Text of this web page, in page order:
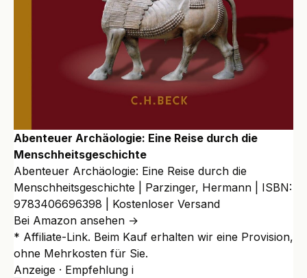
Abenteuer Archäologie: Eine Reise durch die
Menschheitsgeschichte
Abenteuer Archäologie: Eine Reise durch die
Menschheitsgeschichte | Parzinger, Hermann | ISBN:
9783406696398 | Kostenloser Versand
Bei Amazon ansehen →
* Affiliate-Link. Beim Kauf erhalten wir eine Provision,
ohne Mehrkosten für Sie.
Anzeige · Empfehlung i